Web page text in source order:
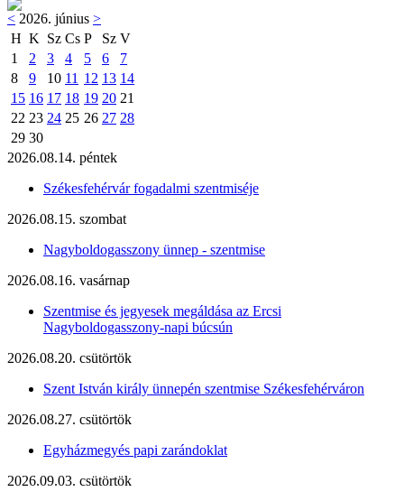
< 2026. június >
H K Sz Cs P Sz V
1
2 3 4 5 6
7
8
9 10 11 12 13 14
15 16 17 18 19 20 21
22 23 24 25 26 27 28
29 30
2026.08.14. péntek
Székesfehérvár fogadalmi szentmiséje
2026.08.15. szombat
Nagyboldogasszony ünnep - szentmise
2026.08.16. vasárnap
Szentmise és jegyesek megáldása az Ercsi
Nagyboldogasszony-napi búcsún
2026.08.20. csütörtök
Szent István király ünnepén szentmise Székesfehérváron
2026.08.27. csütörtök
Egyházmegyés papi zarándoklat
2026.09.03. csütörtök